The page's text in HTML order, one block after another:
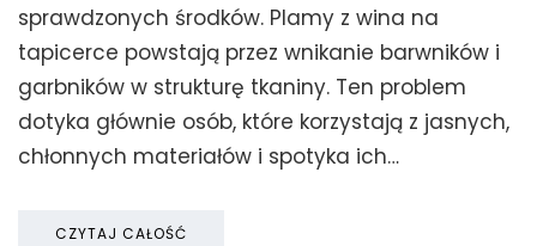
sprawdzonych środków. Plamy z wina na
tapicerce powstają przez wnikanie barwników i
garbników w strukturę tkaniny. Ten problem
dotyka głównie osób, które korzystają z jasnych,
chłonnych materiałów i spotyka ich…
CZYTAJ CAŁOŚĆ